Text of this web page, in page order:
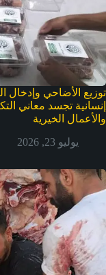
توزيع الأضاحي وإدخال
إنسانية تجسد معاني
والأعمال الخيرية
يوليو 23, 2026